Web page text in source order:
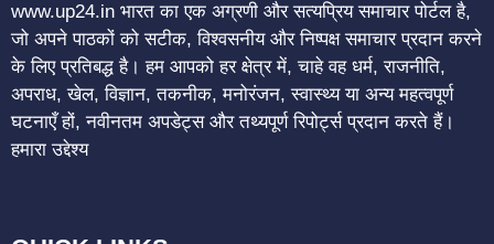
www.up24.in भारत का एक अग्रणी और सत्यप्रिय समाचार पोर्टल है,
जो अपने पाठकों को सटीक, विश्वसनीय और निष्पक्ष समाचार प्रदान करने
के लिए प्रतिबद्ध है। हम आपको हर क्षेत्र में, चाहे वह धर्म, राजनीति,
अपराध, खेल, विज्ञान, तकनीक, मनोरंजन, स्वास्थ्य या अन्य महत्वपूर्ण
घटनाएँ हों, नवीनतम अपडेट्स और तथ्यपूर्ण रिपोर्ट्स प्रदान करते हैं।
हमारा उद्देश्य